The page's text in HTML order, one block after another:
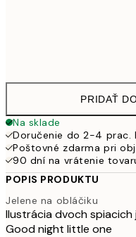
PRIDAŤ
Na sklade
Doručenie do 2-4 prac.
Poštovné zdarma pri
90 dní na vrátenie
POPIS PRODUKTU
Jelene na obláčiku
Ilustrácia dvoch
Good night little one